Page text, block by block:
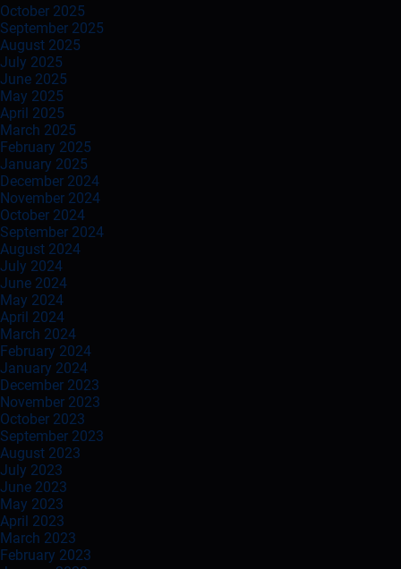
October 2025
September 2025
August 2025
July 2025
June 2025
May 2025
April 2025
March 2025
February 2025
January 2025
December 2024
November 2024
October 2024
September 2024
August 2024
July 2024
June 2024
May 2024
April 2024
March 2024
February 2024
January 2024
December 2023
November 2023
October 2023
September 2023
August 2023
July 2023
June 2023
May 2023
April 2023
March 2023
February 2023